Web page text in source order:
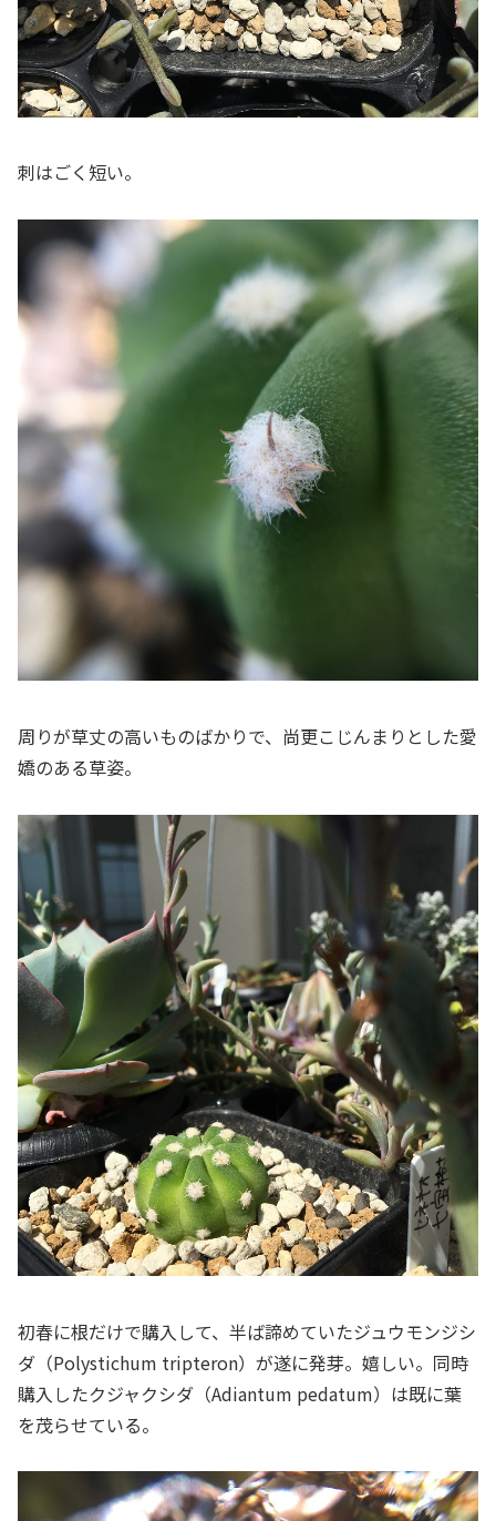
刺はごく短い。
周りが草丈の高いものばかりで、尚更こじんまりとした愛
嬌のある草姿。
初春に根だけで購入して、半ば諦めていたジュウモンジシ
ダ（Polystichum tripteron）が遂に発芽。嬉しい。同時
購入したクジャクシダ（Adiantum pedatum）は既に葉
を茂らせている。